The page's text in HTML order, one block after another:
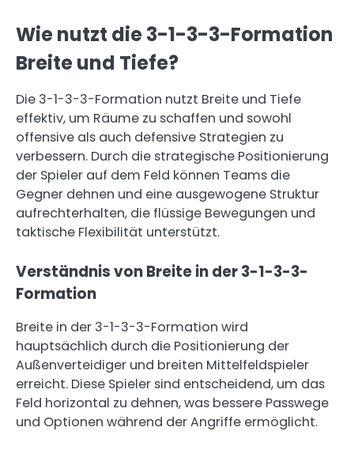
Wie nutzt die 3-1-3-3-Formation
Breite und Tiefe?
Die 3-1-3-3-Formation nutzt Breite und Tiefe
effektiv, um Räume zu schaffen und sowohl
offensive als auch defensive Strategien zu
verbessern. Durch die strategische Positionierung
der Spieler auf dem Feld können Teams die
Gegner dehnen und eine ausgewogene Struktur
aufrechterhalten, die flüssige Bewegungen und
taktische Flexibilität unterstützt.
Verständnis von Breite in der 3-1-3-3-
Formation
Breite in der 3-1-3-3-Formation wird
hauptsächlich durch die Positionierung der
Außenverteidiger und breiten Mittelfeldspieler
erreicht. Diese Spieler sind entscheidend, um das
Feld horizontal zu dehnen, was bessere Passwege
und Optionen während der Angriffe ermöglicht.